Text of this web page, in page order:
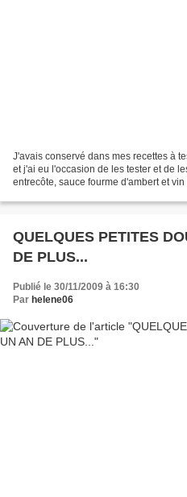
J'avais conservé dans mes recettes à
et j'ai eu l'occasion de les tester et de
entrecôte, sauce fourme d'ambert et
QUELQUES PETITES
DE PLUS...
Publié le 30/11/2009 à 16:30
Par helene06